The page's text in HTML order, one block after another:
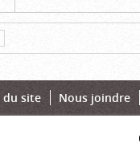
du site Nous joindre